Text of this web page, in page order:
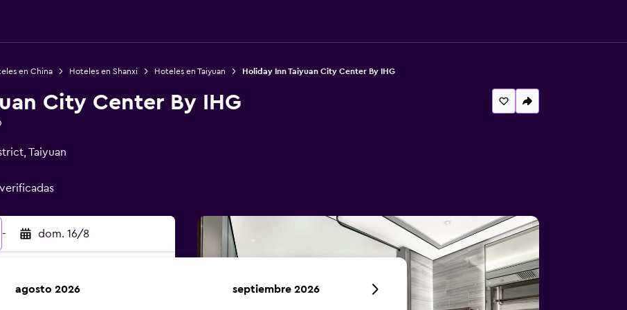
en China Hoteles en Shanxi Hoteles en Taiyuan Holiday Inn Taiyuan City Center By IHG
City Center By IHG
Taiyuan
- dom. 16/8
agosto 2026 septiembre 2026